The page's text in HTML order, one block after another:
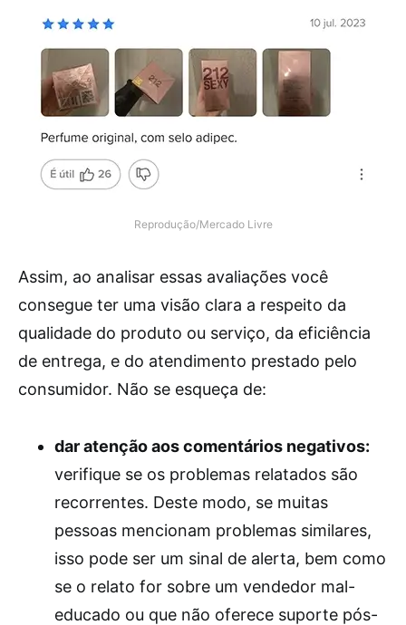
Reprodução/Mercado Livre
Assim, ao analisar essas avaliações você
consegue ter uma visão clara a respeito da
qualidade do produto ou serviço, da eficiência
de entrega, e do atendimento prestado pelo
consumidor. Não se esqueça de:
dar atenção aos comentários negativos:
verifique se os problemas relatados são
recorrentes. Deste modo, se muitas
pessoas mencionam problemas similares,
isso pode ser um sinal de alerta, bem como
se o relato for sobre um vendedor mal-
educado ou que não oferece suporte pós-